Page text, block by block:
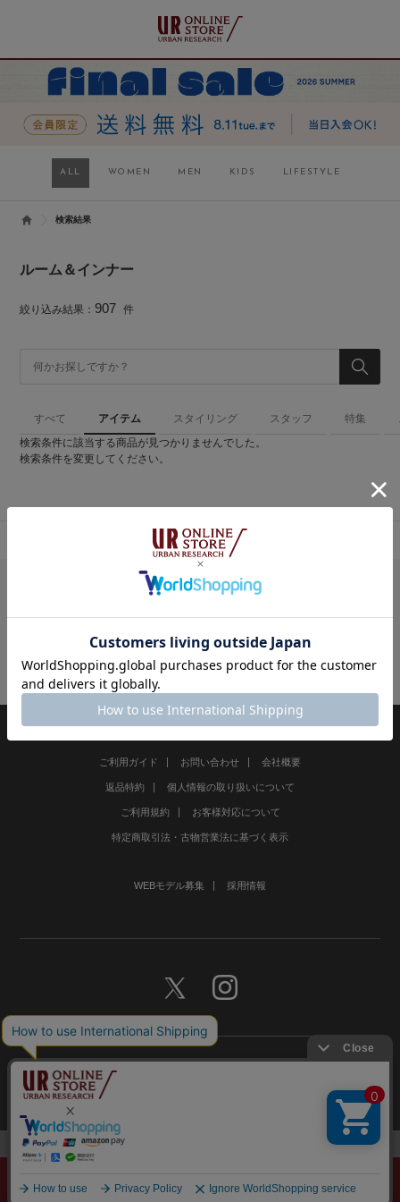
ALL WOMEN MEN KIDS LIFESTYLE
検索結果
ルーム＆インナー
絞り込み結果： 907 件
すべて アイテム スタイリング スタッフ 特集
検索条件に該当する商品が見つかりませんでした。
検索条件を変更してください。
ご利用ガイド お問い合わせ 会社概要
返品特約 個人情報の取り扱いについて
ご利用規約 お客様対応について
特定商取引法・古物営業法に基づく表示
WEBモデル募集 採用情報
©URBAN RESEARCH Co., Ltd.All rights Reserved.